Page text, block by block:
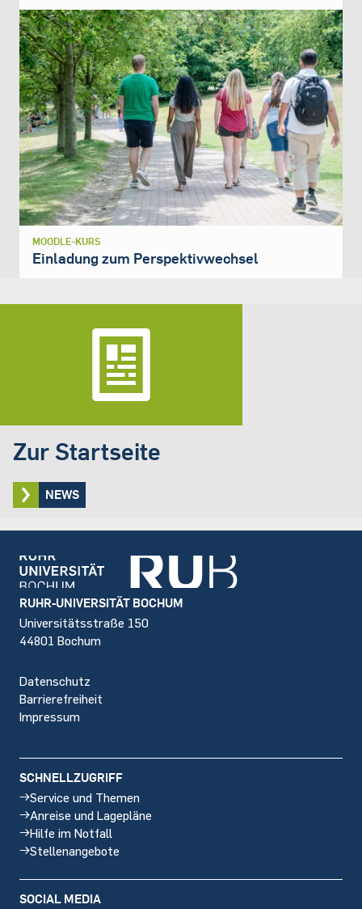
MOODLE-KURS
Einladung zum Perspektivwechsel
Zur Startseite
NEWS
Footer
RUHR-UNIVERSITÄT BOCHUM
Universitätsstraße 150
44801 Bochum
Datenschutz
Barrierefreiheit
Impressum
SCHNELLZUGRIFF
Service und Themen
Anreise und Lagepläne
Hilfe im Notfall
Stellenangebote
SOCIAL MEDIA